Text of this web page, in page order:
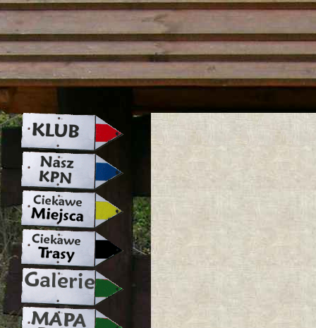
strona w naprawie zapraszamy